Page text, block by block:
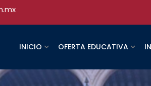
INICIO OFERTA EDUCATIVA